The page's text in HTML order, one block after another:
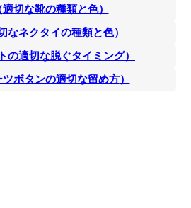
適切な靴の種類と色）
なネクタイの種類と色）
の適切な脱ぐタイミング）
ツボタンの適切な留め方）